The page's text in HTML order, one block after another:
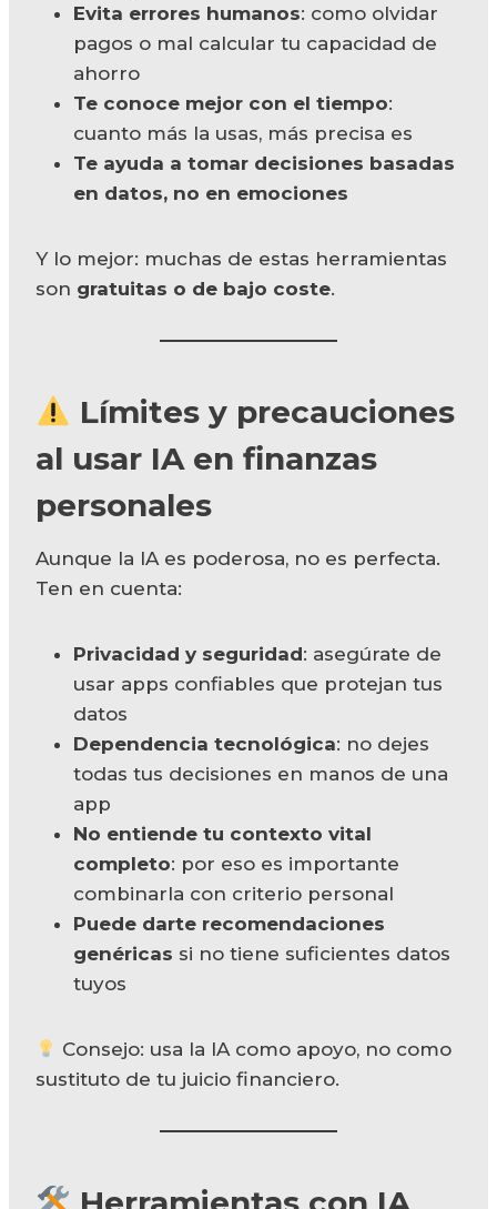
Evita errores humanos: como olvidar
pagos o mal calcular tu capacidad de
ahorro
Te conoce mejor con el tiempo:
cuanto más la usas, más precisa es
Te ayuda a tomar decisiones basadas
en datos, no en emociones
Y lo mejor: muchas de estas herramientas
son gratuitas o de bajo coste.
Límites y precauciones
al usar IA en finanzas
personales
Aunque la IA es poderosa, no es perfecta.
Ten en cuenta:
Privacidad y seguridad: asegúrate de
usar apps confiables que protejan tus
datos
Dependencia tecnológica: no dejes
todas tus decisiones en manos de una
app
No entiende tu contexto vital
completo: por eso es importante
combinarla con criterio personal
Puede darte recomendaciones
genéricas si no tiene suficientes datos
tuyos
Consejo: usa la IA como apoyo, no como
sustituto de tu juicio financiero.